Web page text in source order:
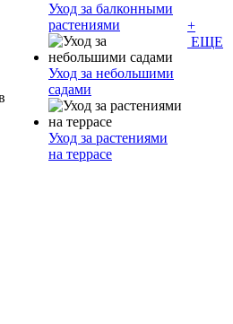
Уход за балконными
растениями
Уход за небольшими
садами
Уход за растениями
на террасе
+
ЕЩЕ